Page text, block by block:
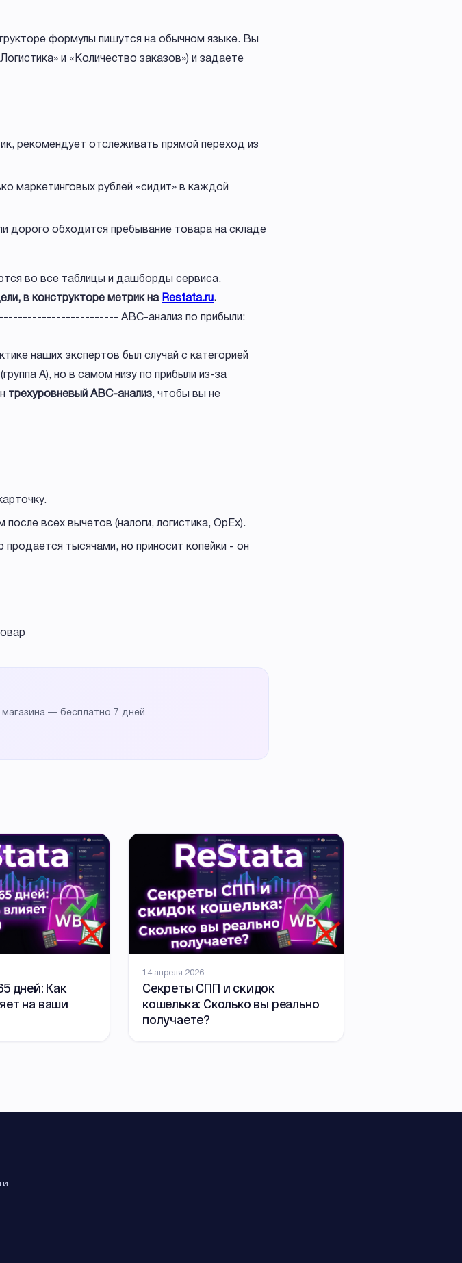
формулы пишутся на обычном языке. Вы
и «Количество заказов») и задаете
рекомендует отслеживать прямой переход из
маркетинговых рублей «сидит» в каждой
дорого обходится пребывание товара на складе
во все таблицы и дашборды сервиса.
в конструкторе метрик на Restata.ru .
ABC-анализ по прибыли:
наших экспертов был случай с категорией
А), но в самом низу по прибыли из-за
трехуровневый ABC-анализ, чтобы вы не
всех вычетов (налоги, логистика, OpEx).
продается тысячами, но приносит копейки - он
— бесплатно 7 дней.
дней: Как
на ваши
14 апреля 2026
Секреты СПП и скидок
кошелька: Сколько вы реально
получаете?